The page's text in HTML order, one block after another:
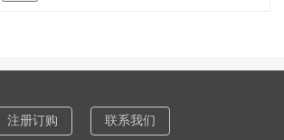
注册订购 联系我们